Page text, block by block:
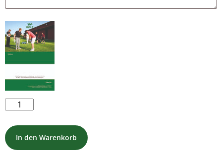
Aufbaukurs
5
Tage
Menge
In den Warenkorb